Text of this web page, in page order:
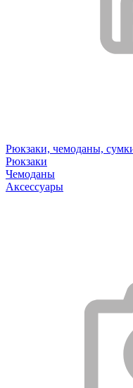
Рюкзаки, чемоданы,
Рюкзаки
Чемоданы
Аксессуары